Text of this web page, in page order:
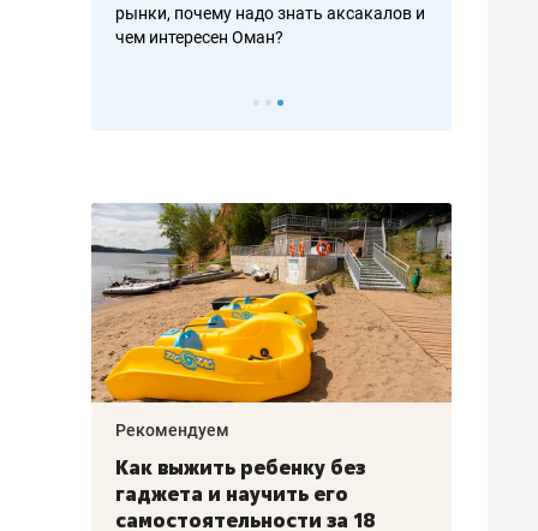
рынки, почему надо знать аксакалов и
чем интересен Оман?
–
Рекомендуем
Как выжить ребенку без
гаджета и научить его
самостоятельности за 18